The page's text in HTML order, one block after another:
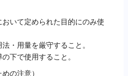
おいて定められた目的にのみ使
・用量を厳守すること。
下で使用すること。
の注意）